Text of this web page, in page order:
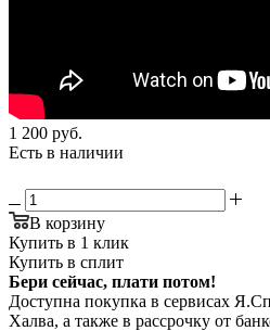
1 200 руб.
Есть в наличии
В корзину
Купить в 1 клик
Купить в сплит
Бери сейчас, плати потом!
Доступна покупка в сервисах
Халва, а также в рассрочку от